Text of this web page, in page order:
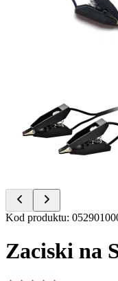
Item
of
2
Kod produktu:
Zaciski na